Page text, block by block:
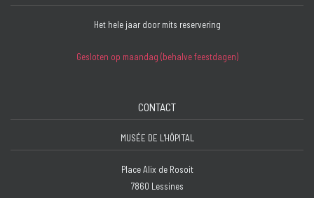
Het hele jaar door mits reservering
Gesloten op maandag (behalve feestdagen)
CONTACT
MUSÉE DE L'HÔPITAL
Place Alix de Rosoit
7860 Lessines